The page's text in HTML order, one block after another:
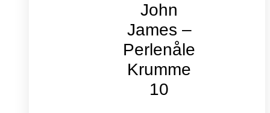
John
James –
Perlenåle
Krumme
10